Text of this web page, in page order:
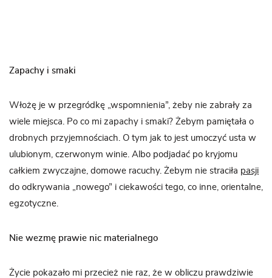
Zapachy i smaki
Włożę je w przegródkę „wspomnienia”, żeby nie zabrały za
wiele miejsca. Po co mi zapachy i smaki? Żebym pamiętała o
drobnych przyjemnościach. O tym jak to jest umoczyć usta w
ulubionym, czerwonym winie. Albo podjadać po kryjomu
całkiem zwyczajne, domowe racuchy. Żebym nie straciła pasji
do odkrywania „nowego” i ciekawości tego, co inne, orientalne,
egzotyczne.
Nie wezmę prawie nic materialnego
Życie pokazało mi przecież nie raz, że w obliczu prawdziwie